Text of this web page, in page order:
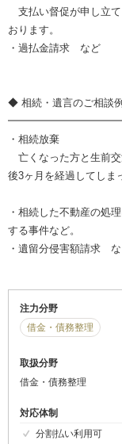
支払い督促が申し立
おります。
・過払金請求 など
◆ 相続・遺言のご相談例
・相続放棄
亡くなった方と生前
後3ヶ月を経過してしま
・相続した不動産の処
する事件など。
・遺留分侵害額請求
注力分野
借金・債務整理
取扱分野
借金・債務整理
対応体制
分割払い利用可